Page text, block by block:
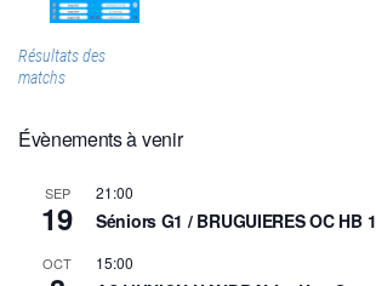
Résultats des
matchs
Évènements à venir
SEP
19
21:00
Séniors G1 / BRUGUIERES OC HB 1
OCT 15:00